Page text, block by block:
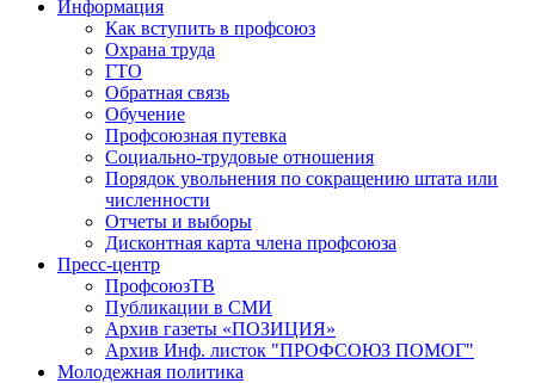
Информация
Как вступить в профсоюз
Охрана труда
ГТО
Обратная связь
Обучение
Профсоюзная путевка
Социально-трудовые отношения
Порядок увольнения по сокращению штата или
численности
Отчеты и выборы
Дисконтная карта члена профсоюза
Пресс-центр
ПрофсоюзТВ
Публикации в СМИ
Архив газеты «ПОЗИЦИЯ»
Архив Инф. листок "ПРОФСОЮЗ ПОМОГ"
Молодежная политика